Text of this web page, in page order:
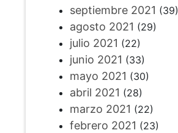
septiembre 2021 (39)
agosto 2021 (29)
julio 2021 (22)
junio 2021 (33)
mayo 2021 (30)
abril 2021 (28)
marzo 2021 (22)
febrero 2021 (23)